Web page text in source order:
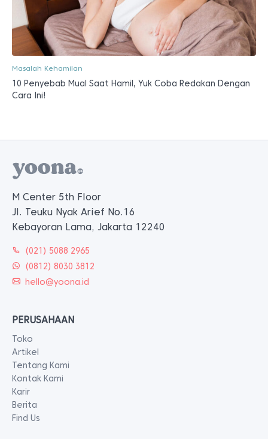
Masalah Kehamilan
10 Penyebab Mual Saat Hamil, Yuk Coba Redakan Dengan
Cara Ini!
M Center 5th Floor
Jl. Teuku Nyak Arief No.16
Kebayoran Lama, Jakarta 12240
(021) 5088 2965
(0812) 8030 3812
hello@yoona.id
PERUSAHAAN
Toko
Artikel
Tentang Kami
Kontak Kami
Karir
Berita
Find Us